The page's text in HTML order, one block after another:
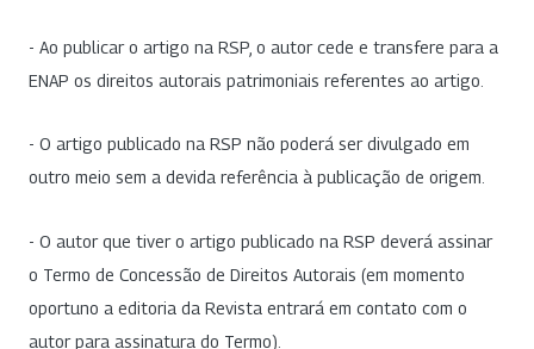
- Ao publicar o artigo na RSP, o autor cede e transfere para a
ENAP os direitos autorais patrimoniais referentes ao artigo.
- O artigo publicado na RSP não poderá ser divulgado em
outro meio sem a devida referência à publicação de origem.
- O autor que tiver o artigo publicado na RSP deverá assinar
o Termo de Concessão de Direitos Autorais (em momento
oportuno a editoria da Revista entrará em contato com o
autor para assinatura do Termo).